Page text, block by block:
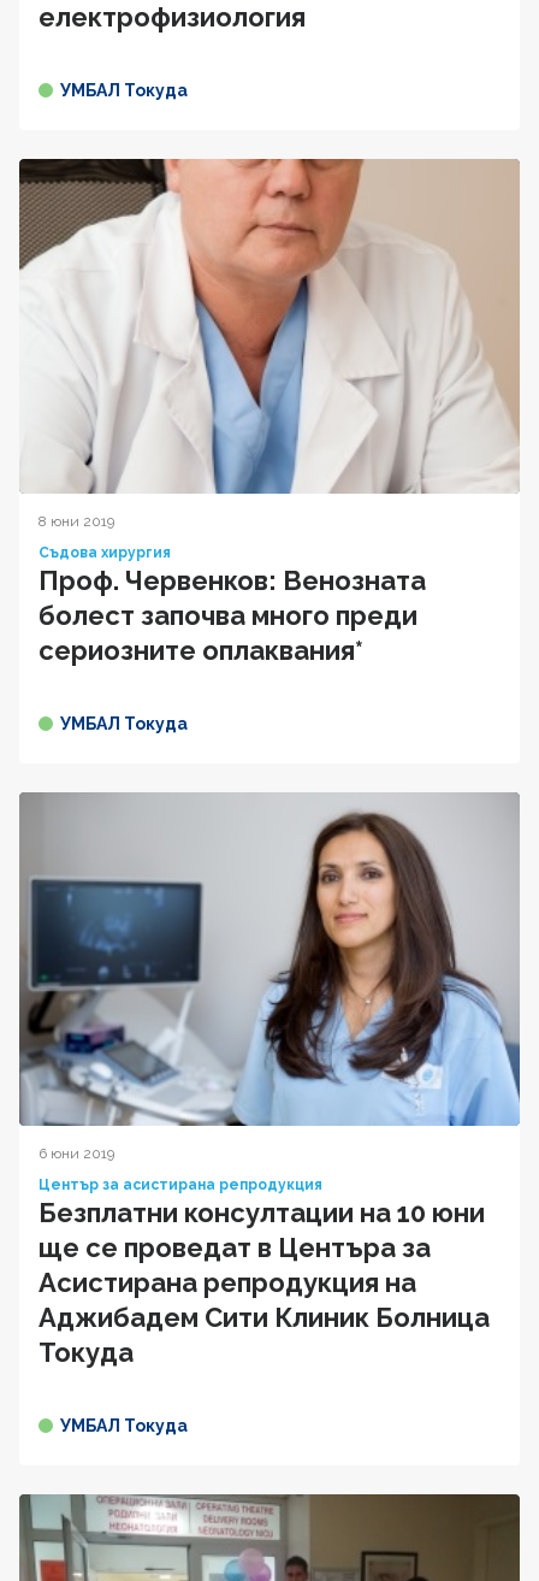
електрофизиология
УМБАЛ Токуда
8 юни 2019
Съдова хирургия
Проф. Червенков: Венозната
болест започва много преди
сериозните оплаквания*
УМБАЛ Токуда
6 юни 2019
Център за асистирана репродукция
Безплатни консултации на 10 юни
ще се проведат в Центъра за
Асистирана репродукция на
Аджибадем Сити Клиник Болница
Токуда
УМБАЛ Токуда